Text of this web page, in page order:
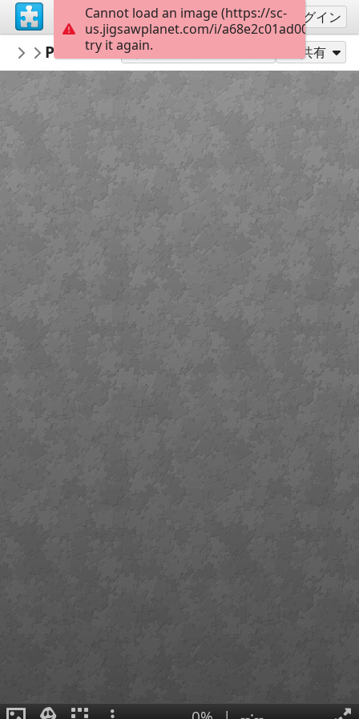
サインアップ ログイン
mmsv
Olhar Sobre Sever
Ponte do Poço de Santiago
別のピース数でプレイ 共有
Cannot load an image (https://sc-
us.jigsawplanet.com/i/
try it again.